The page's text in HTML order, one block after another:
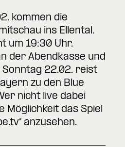
kommen die
ins Ellental.
um 19:30 Uhr.
der Abendkasse und
Sonntag 22.02. reist
zu den Blue
nicht live dabei
Möglichkeit das Spiel
anzusehen.